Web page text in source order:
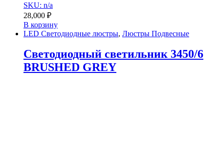
SKU: n/a
28,000 ₽
В корзину
LED Светодиодные люстры, Люстры Подвесные
Светодиодный светильник 3450/6
BRUSHED GREY